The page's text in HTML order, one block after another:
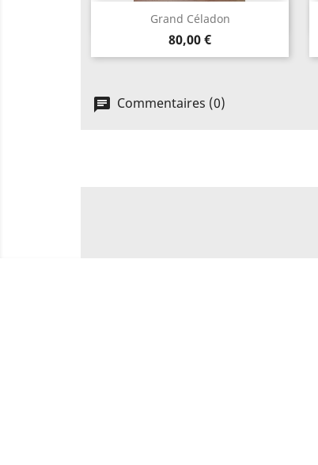
Grand Céladon
Prix
80,00 €
Aperçu rapide
Commentaires (0)